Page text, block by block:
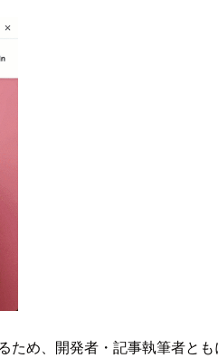
め、開発者・記事執筆者とも